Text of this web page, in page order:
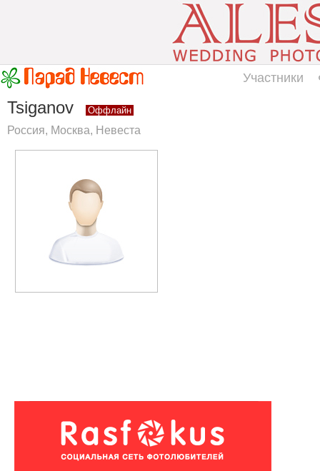
Участники
Tsiganov Оффлайн
Россия, Москва, Невеста